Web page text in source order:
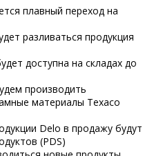
плавный переход на
разливаться продукция
доступна на складах до
производить
материалы Texaco
Delo в продажу будут
(PDS)